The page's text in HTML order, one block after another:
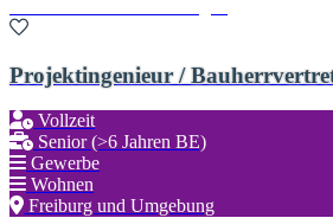
Projektingenieur /
Vollzeit
Senior (>6 Jahren BE)
Gewerbe
Wohnen
Freiburg und Umgebung